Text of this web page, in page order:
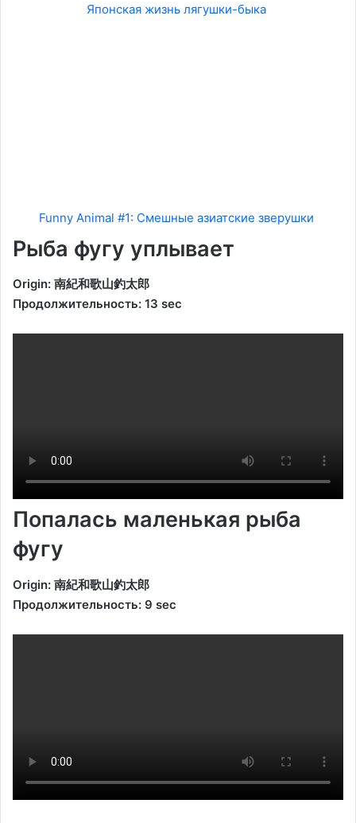
Японская жизнь лягушки-быка
Funny Animal #1: Смешные азиатские зверушки
Рыба фугу уплывает
Origin: 南紀和歌山釣太郎
Продолжительность: 13 sec
Попалась маленькая рыба
фугу
Origin: 南紀和歌山釣太郎
Продолжительность: 9 sec